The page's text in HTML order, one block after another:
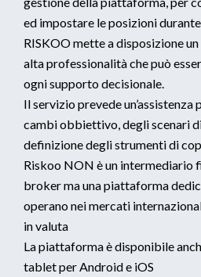
ed impostare le posizioni
RISKOO mette a disposizione
alta professionalità che può
ogni supporto decisionale.
Il servizio prevede
cambi obbiettivo, degli scenari
definizione degli strumenti di
Riskoo NON è un intermediario
broker ma una piattaforma
operano nei mercati
in valuta
La piattaforma è disponibile
tablet per Android e iOS